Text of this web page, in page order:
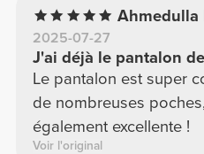
Ahmedulla
2025-07-27
J'ai déjà le pantalon
Le pantalon est super
de nombreuses
également excellente !
Voir l'original